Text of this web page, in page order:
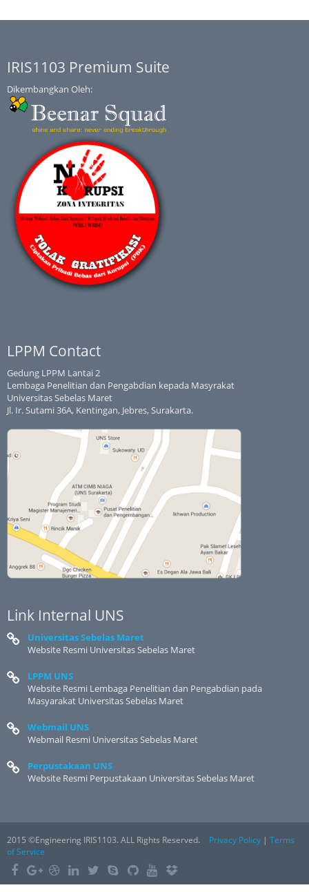
IRIS1103 Premium Suite
Dikembangkan Oleh:
LPPM Contact
Gedung LPPM Lantai 2
Lembaga Penelitian dan Pengabdian kepada Masyrakat
Universitas Sebelas Maret
Jl. Ir. Sutami 36A, Kentingan, Jebres, Surakarta.
Link Internal UNS
Universitas Sebelas Maret
Website Resmi Universitas Sebelas Maret
LPPM UNS
Website Resmi Lembaga Penelitian dan Pengabdian pada
Masyarakat Universitas Sebelas Maret
Webmail UNS
Webmail Resmi Universitas Sebelas Maret
Perpustakaan UNS
Website Resmi Perpustakaan Universitas Sebelas Maret
2015 ©Engineering IRIS1103. ALL Rights Reserved. Privacy Policy | Terms
of Service